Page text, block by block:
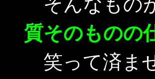
質そのものの
笑って済ま